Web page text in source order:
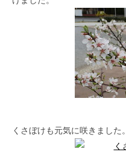
くさぼけも元気に咲きました。